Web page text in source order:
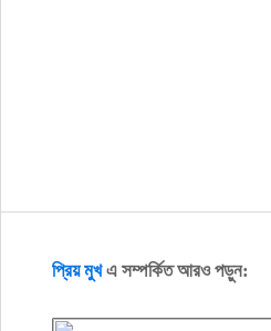
প্রিয় মুখএ সম্পর্কিত আরও পড়ুন: